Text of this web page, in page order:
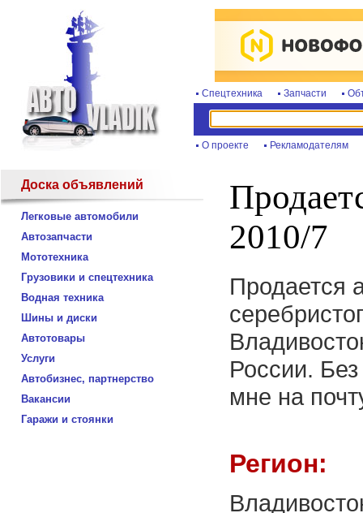
Спецтехника Запчасти
О проекте Рекламодателям
Доска объявлений
Легковые автомобили
Автозапчасти
Мототехника
Грузовики и спецтехника
Водная техника
Шины и диски
Автотовары
Услуги
Автобизнес, партнерство
Вакансии
Гаражи и стоянки
2010/7
Продается
России.
мне на
Регион: